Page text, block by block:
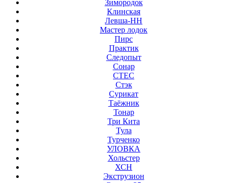
Зимородок
Клинская
Левша-НН
Мастер лодок
Пирс
Практик
Следопыт
Сонар
СТЕС
Стэк
Сурикат
Таёжник
Тонар
Три Кита
Тула
Турченко
УЛОВКА
Хольстер
ХСН
Экструзион